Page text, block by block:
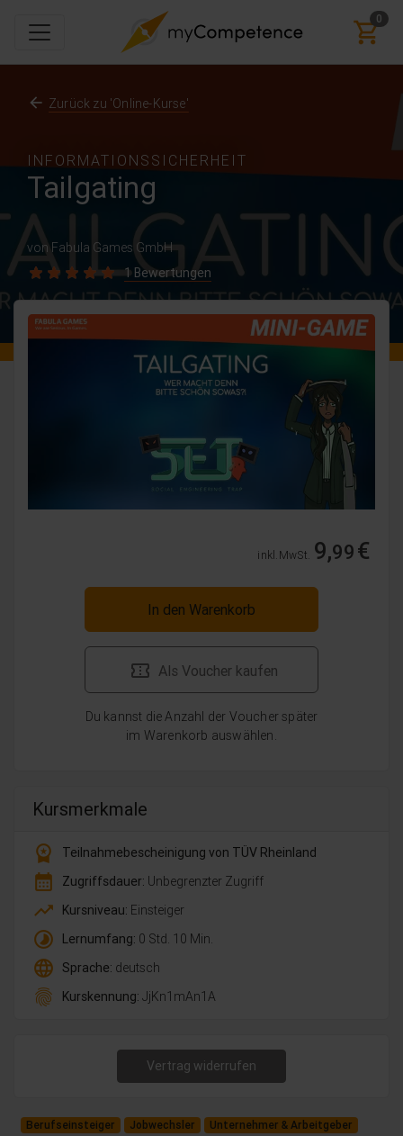
0
INFORMATIONSSICHERHEIT
Tailgating
von Fabula Games GmbH
1 Bewertungen
Zurück zu 'Online-Kurse'
inkl. MwSt. 9,99€
In den Warenkorb
Als Voucher kaufen
Du kannst die Anzahl der Voucher später
im Warenkorb auswählen.
Kursmerkmale
workspace_premium
Teilnahmebescheinigung von TÜV Rheinland
calendar_month Zugriffsdauer: Unbegrenzter Zugriff
trending_up Kursniveau: Einsteiger
timelapse Lernumfang: 0 Std. 10 Min.
language Sprache: deutsch
fingerprint Kurskennung: JjKn1mAn1A
Vertrag widerrufen
Berufseinsteiger Jobwechsler Unternehmer & Arbeitgeber